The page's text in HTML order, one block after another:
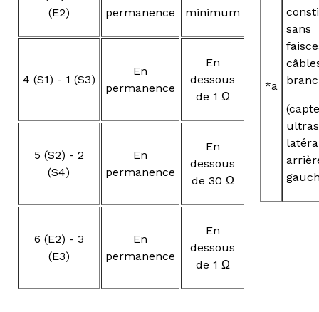
(E2)
permanence
minimum
4 (S1) - 1 (S3)
En
permanence
En
dessous
de 1 Ω
5 (S2) - 2
(S4)
En
permanence
En
dessous
de 30 Ω
6 (E2) - 3
(E3)
En
permanence
En
dessous
de 1 Ω
*a
sans